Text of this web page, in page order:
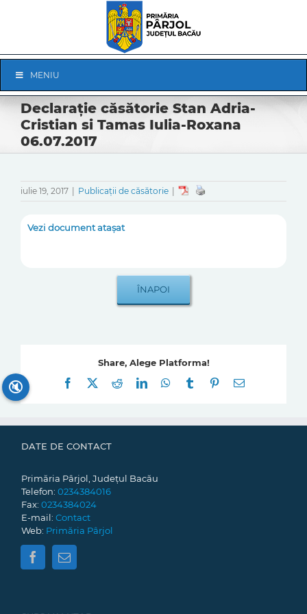
Navigation
MENIU
Declarație căsătorie Stan Adria-
Cristian si Tamas Iulia-Roxana
06.07.2017
iulie 19, 2017 Publicații de căsătorie
Vezi document atașat
Share, Alege Platforma!
Facebook
RedditLinkedInWhatsApp
Tumblr Pinterest
E-
DATE DE CONTACT
Primăria Pârjol, Județul Bacău
Telefon: 0234384016
Fax: 0234384024
E-mail: Contact
Web: Primăria Pârjol
🔇